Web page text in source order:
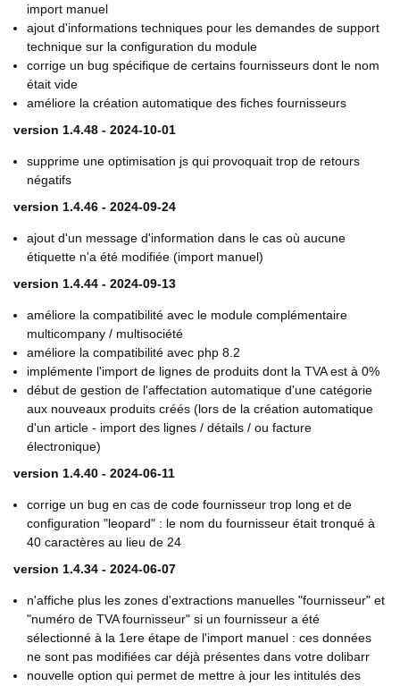
import manuel
ajout d'informations techniques pour les demandes de support
technique sur la configuration du module
corrige un bug spécifique de certains fournisseurs dont le nom
était vide
améliore la création automatique des fiches fournisseurs
version 1.4.48 - 2024-10-01
supprime une optimisation js qui provoquait trop de retours
négatifs
version 1.4.46 - 2024-09-24
ajout d'un message d'information dans le cas où aucune
étiquette n'a été modifiée (import manuel)
version 1.4.44 - 2024-09-13
améliore la compatibilité avec le module complémentaire
multicompany / multisociété
améliore la compatibilité avec php 8.2
implémente l'import de lignes de produits dont la TVA est à 0%
début de gestion de l'affectation automatique d'une catégorie
aux nouveaux produits créés (lors de la création automatique
d'un article - import des lignes / détails / ou facture
électronique)
version 1.4.40 - 2024-06-11
corrige un bug en cas de code fournisseur trop long et de
configuration "leopard" : le nom du fournisseur était tronqué à
40 caractères au lieu de 24
version 1.4.34 - 2024-06-07
n'affiche plus les zones d'extractions manuelles "fournisseur" et
"numéro de TVA fournisseur" si un fournisseur a été
sélectionné à la 1ere étape de l'import manuel : ces données
ne sont pas modifiées car déjà présentes dans votre dolibarr
nouvelle option qui permet de mettre à jour les intitulés des